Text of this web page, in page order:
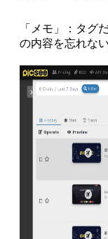
「メモ」：タグ
の内容を忘れな